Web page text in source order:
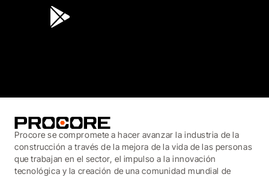
Procore se compromete a hacer avanzar la industria de la
construcción a través de la mejora de la vida de las personas
que trabajan en el sector, el impulso a la innovación
tecnológica y la creación de una comunidad mundial de